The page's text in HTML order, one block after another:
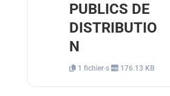
PUBLICS DE
DISTRIBUTIO
N
1 fichier·s 176.13 KB